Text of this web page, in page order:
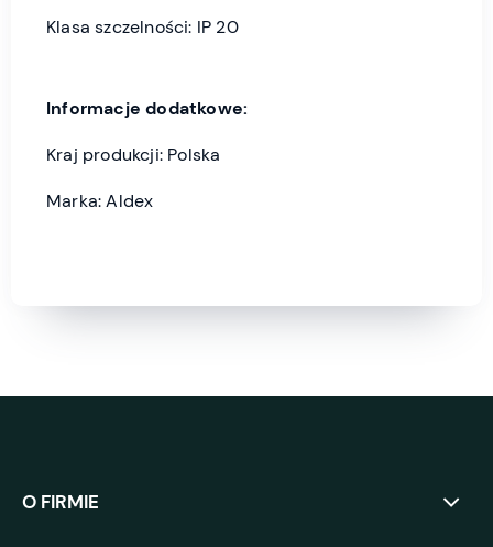
Klasa szczelności: IP 20
Informacje dodatkowe:
Kraj produkcji: Polska
Marka: Aldex
O FIRMIE